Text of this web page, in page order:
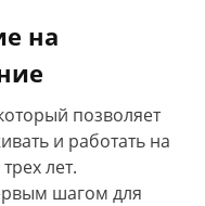
на
позволяет
и работать на
лет.
шагом для